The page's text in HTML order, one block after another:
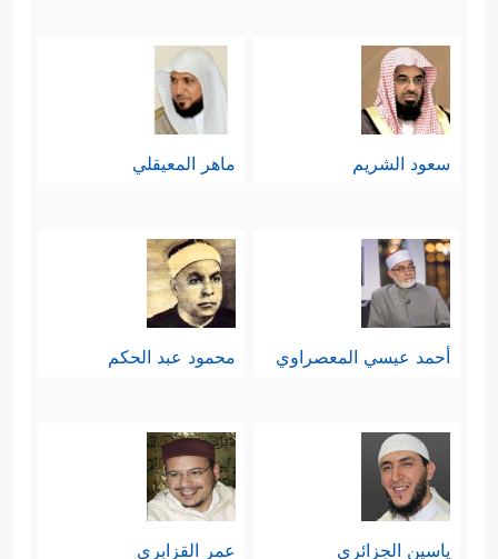
سعود الشريم ماهر المعيقلي
أحمد عيسي المعصراوي محمود عبد الحكم
ياسين الجزائري عمر القزابري